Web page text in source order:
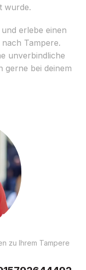
wurde.
erlebe einen
Tampere.
unverbindliche
gerne bei deinem
zu Ihrem Tampere